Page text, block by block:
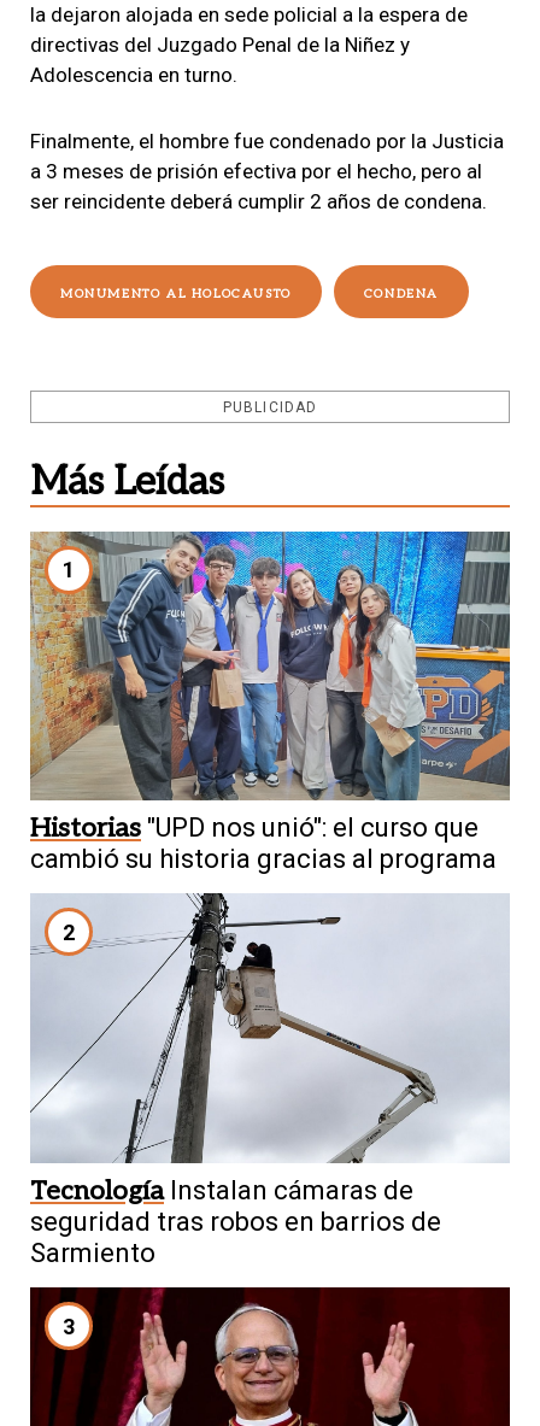
la dejaron alojada en sede policial a la espera de
directivas del Juzgado Penal de la Niñez y
Adolescencia en turno.
Finalmente, el hombre fue condenado por la Justicia
a 3 meses de prisión efectiva por el hecho, pero al
ser reincidente deberá cumplir 2 años de condena.
MONUMENTO AL HOLOCAUSTO CONDENA
PUBLICIDAD
Más Leídas
1
Historias "UPD nos unió": el curso que
cambió su historia gracias al programa
2
Tecnología Instalan cámaras de
seguridad tras robos en barrios de
Sarmiento
3